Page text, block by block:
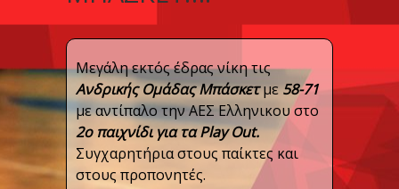
Μεγάλη εκτός έδρας νίκη τις
Ανδρικής Ομάδας Μπάσκετμε58-71
με αντίπαλο την ΑΕΣ Ελληνικου στο
2ο παιχνίδι για τα Play Out.
Συγχαρητήρια στους παίκτες και
στους προπονητές.